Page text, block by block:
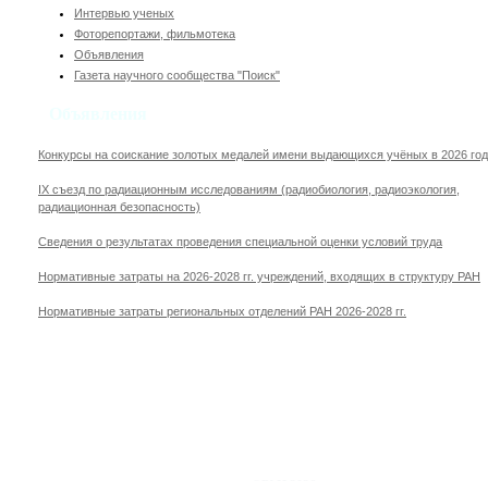
Интервью ученых
Фоторепортажи, фильмотека
Объявления
Газета научного сообщества "Поиск"
Конкурсы на соискание золотых медалей имени выдающихся учёных в 2026
IX cъезд по радиационным исследованиям (радиобиология, радиоэкология,
радиационная безопасность)
Сведения о результатах проведения специальной оценки условий труда
Нормативные затраты на 2026-2028 гг. учреждений, входящих в структуру РАН
Нормативные затраты региональных отделений РАН 2026-2028 гг.